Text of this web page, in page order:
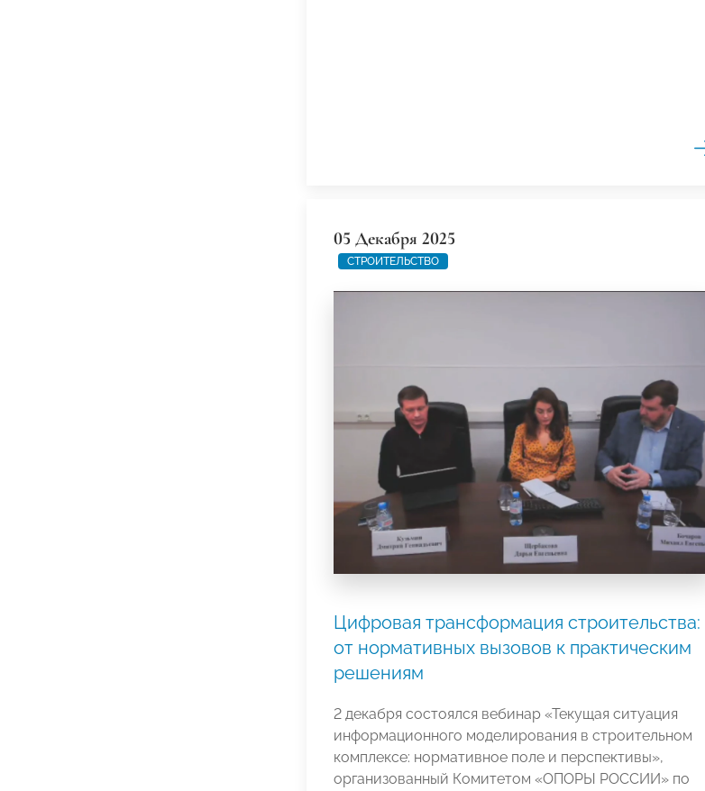
05 Декабря 2025
СТРОИТЕЛЬСТВО
Цифровая трансформация строительства:
от нормативных вызовов к практическим
решениям
2 декабря состоялся вебинар «Текущая ситуация
информационного моделирования в строительном
комплексе: нормативное поле и перспективы»,
организованный Комитетом «ОПОРЫ РОССИИ» по